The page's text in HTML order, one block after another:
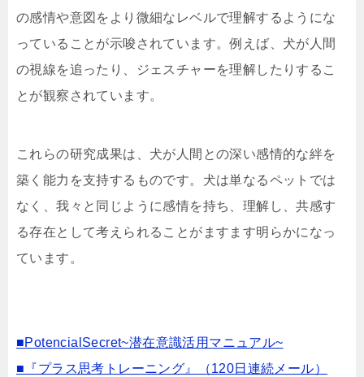
の感情や意図をより微細なレベルで理解するようにな
っていることが示唆されています。例えば、犬が人間
の視線を追ったり、ジェスチャーを理解したりするこ
とが観察されています。
これらの研究成果は、犬が人間との深い感情的な絆を
築く能力を支持するものです。犬は単なるペットでは
なく、我々と同じように感情を持ち、理解し、共感す
る存在として考えられることがますます明らかになっ
ています。
■PotencialSecret~潜在意識活用マニュアル~
■『プラス思考トレーニング』（120日連続メール）